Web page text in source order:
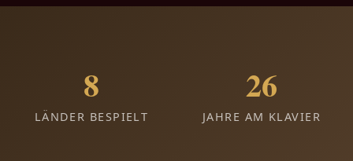
9
LÄNDER BESPIELT
27
JAHRE AM KLAVIER